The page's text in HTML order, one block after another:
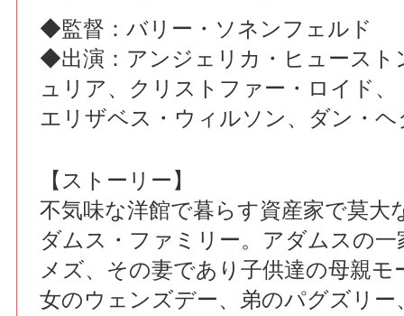
◆監督：バリー・ソネンフェルド
◆出演：アンジェリカ・ヒュースト
ュリア、クリストファー・ロイド、
エリザベス・ウィルソン、ダン・ヘ
【ストーリー】
不気味な洋館で暮らす資産家で莫大
ダムス・ファミリー。アダムスの
メズ、その妻であり子供達の母親モ
女のウェンズデー、弟のパグズリー